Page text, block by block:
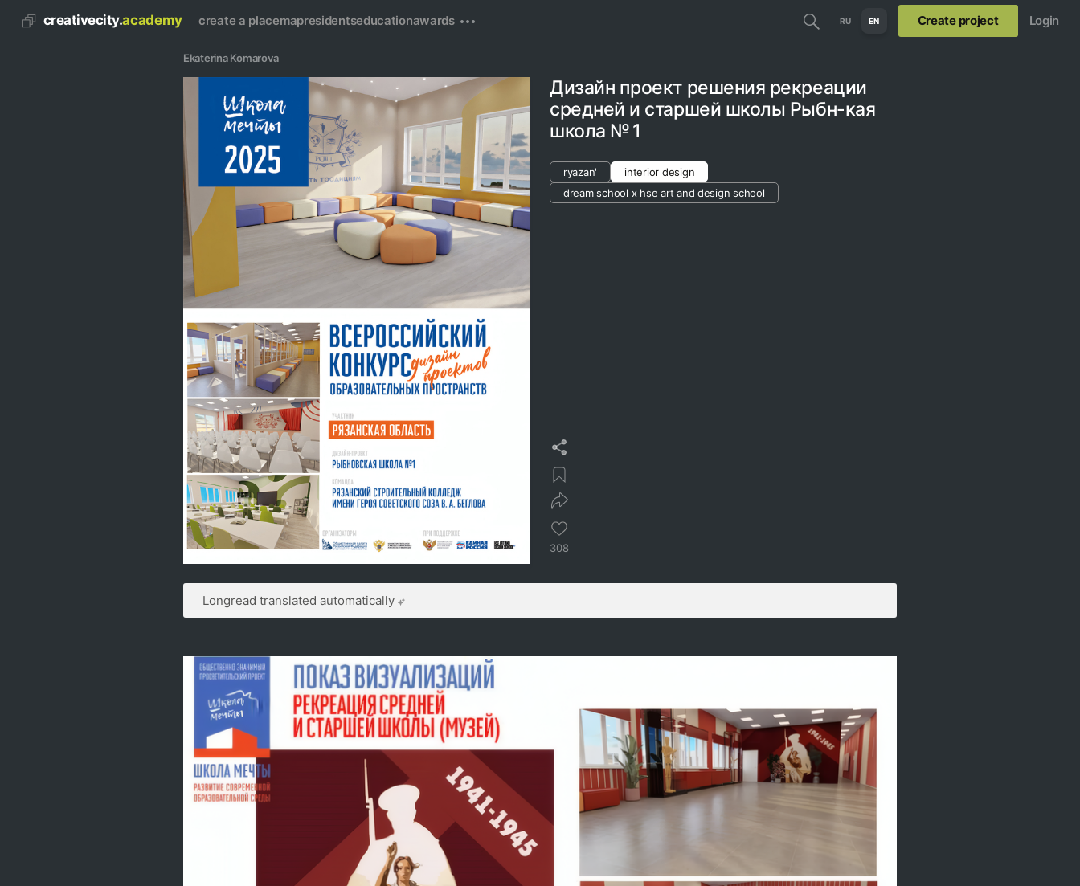
creativecity.academy create a placemapresidentseducationawards RU EN Create project Login
Ekaterina Komarova
Дизайн проект решения рекреации
средней и старшей школы Рыбн-кая
школа № 1
ryazan'
interior design
dream school x hse art and design school
308
Longread translated automatically